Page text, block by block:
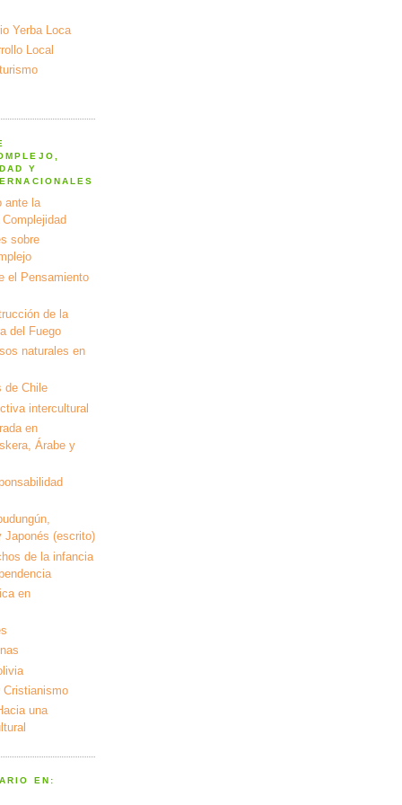
Yerba Loca
Local
Y
ante la
sobre
el Pensamiento
de la
del Fuego
naturales en
de Chile
intercultural
en
Árabe y
Japonés (escrito)
de la infancia
en
Cristianismo
una
EN: